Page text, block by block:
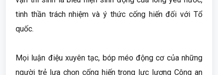
tinh thần trách nhiệm và ý thức cống hiến đối với Tổ
quốc.
Mọi luận điệu xuyên tạc, bóp méo động cơ của những
người trẻ lựa chọn cống hiến trong lực lượng Công an